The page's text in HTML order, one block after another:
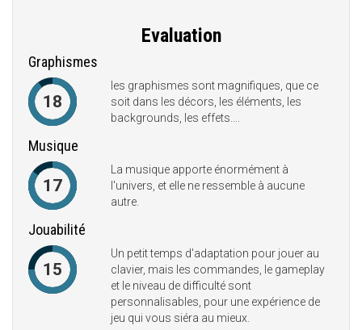
Evaluation
Graphismes
18
les graphismes sont magnifiques, que ce
soit dans les décors, les éléments, les
backgrounds, les effets....
Musique
17
La musique apporte énormément à
l'univers, et elle ne ressemble à aucune
autre.
Jouabilité
15
Un petit temps d'adaptation pour jouer au
clavier, mais les commandes, le gameplay
et le niveau de difficulté sont
personnalisables, pour une expérience de
jeu qui vous siéra au mieux.